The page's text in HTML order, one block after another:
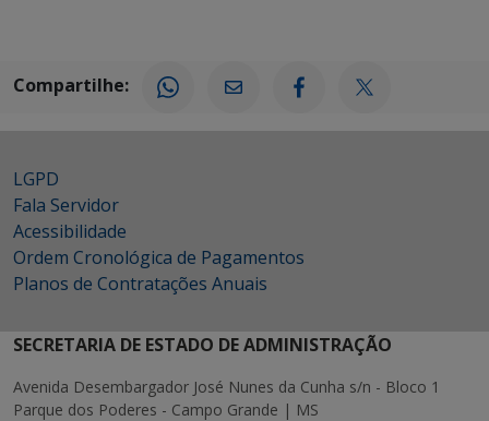
Compartilhe:
LGPD
Fala Servidor
Acessibilidade
Ordem Cronológica de Pagamentos
Planos de Contratações Anuais
SECRETARIA DE ESTADO DE ADMINISTRAÇÃO
Avenida Desembargador José Nunes da Cunha s/n - Bloco 1
Parque dos Poderes - Campo Grande | MS